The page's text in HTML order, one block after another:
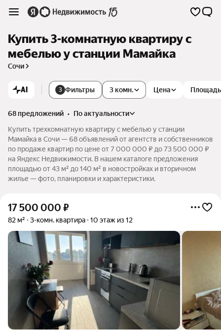
Купить 3-комнатную квартиру с
мебелью у станции Мамайка
Сочи
AI 3 Фильтры 3 комн. Цена Площадь
68 предложений •
по актуальности
Купить трехкомнатную квартиру с мебелью у станции
Мамайка в Сочи — 68 объявлений от агентств и собственников
по продаже квартир по цене от 7 000 000 ₽ до 73 500 000 ₽
на Яндекс Недвижимости. В нашем каталоге предложения
площадью от 43 м² до 140 м² в новостройках и вторичном
жилье — фото, планировки и характеристики.
17 500 000 ₽
82 м² 3-комн. квартира 10 этаж из 12